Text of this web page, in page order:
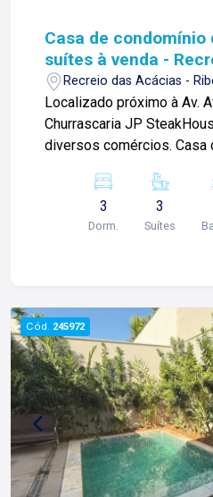
Casa de condomínio
suítes à venda -
Recreio das Acácias -
Localizado próximo à Av.
Churrascaria JP
diversos comércios. Casa de condominio de
ambientes; -01 lavabo; -
de serviço; -Corredor
garagem. Para mais informações e agendar
de tudo que fazemos.
construímos laços fortes
nossos proprietários e
imobiliária que equilibra a
arrojo e a força comercial
sua principal imobiliária
3
Dorm.
3
Suítes
Cód. 245972